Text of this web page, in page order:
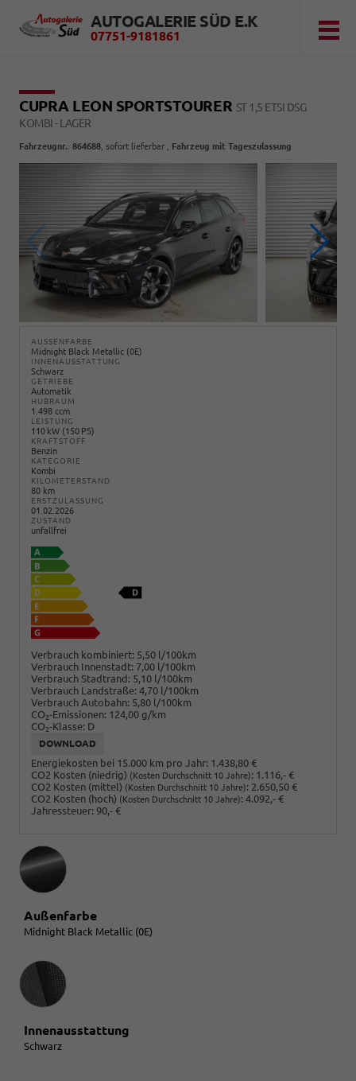
AUTOGALERIE SÜD E.K
07751-9181861
CUPRA LEON SPORTSTOURER ST 1,5 ETSI DSG
KOMBI - LAGER
Fahrzeugnr.: 864688 sofort lieferbar Fahrzeug mit Tageszulassung
AUSSENFARBE
Midnight Black Metallic (0E)
INNENAUSSTATTUNG
Schwarz
GETRIEBE
Automatik
HUBRAUM
1.498 ccm
LEISTUNG
110 kW (150 PS)
KRAFTSTOFF
Benzin
KATEGORIE
Kombi
KILOMETERSTAND
80 km
ERSTZULASSUNG
01.02.2026
ZUSTAND
unfallfrei
Verbrauch kombiniert: 5,50 l/100km
Verbrauch Innenstadt: 7,00 l/100km
Verbrauch Stadtrand: 5,10 l/100km
Verbrauch Landstraße: 4,70 l/100km
Verbrauch Autobahn: 5,80 l/100km
CO2-Emissionen: 124,00 g/km
CO2-Klasse: D
DOWNLOAD
Energiekosten bei 15.000 km pro Jahr: 1.438,80 €
CO2 Kosten (niedrig) (Kosten Durchschnitt 10 Jahre): 1.116,- €
CO2 Kosten (mittel) (Kosten Durchschnitt 10 Jahre): 2.650,50 €
CO2 Kosten (hoch) (Kosten Durchschnitt 10 Jahre): 4.092,- €
Jahressteuer: 90,- €
Außenfarbe
Midnight Black Metallic (0E)
Innenausstattung
Innenausstattung
Schwarz